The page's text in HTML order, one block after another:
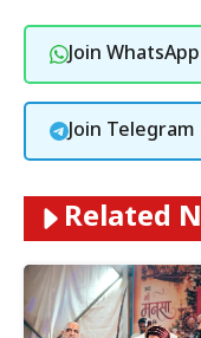
Join WhatsApp
Join Telegram
Related